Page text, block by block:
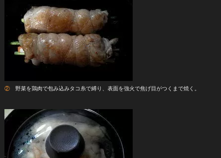
②野菜を鶏肉で包み込みタコ糸で縛り、表面を強火で焦げ目がつくまで焼く。